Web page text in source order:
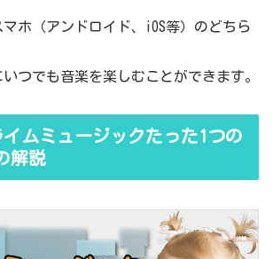
ホ（アンドロイド、iOS等）のどちら
つでも音楽を楽しむことができます。
イムミュージックたった1つの
解説